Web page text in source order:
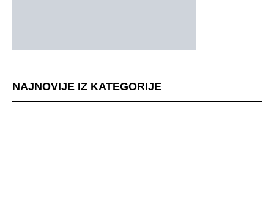
NAJNOVIJE IZ KATEGORIJE